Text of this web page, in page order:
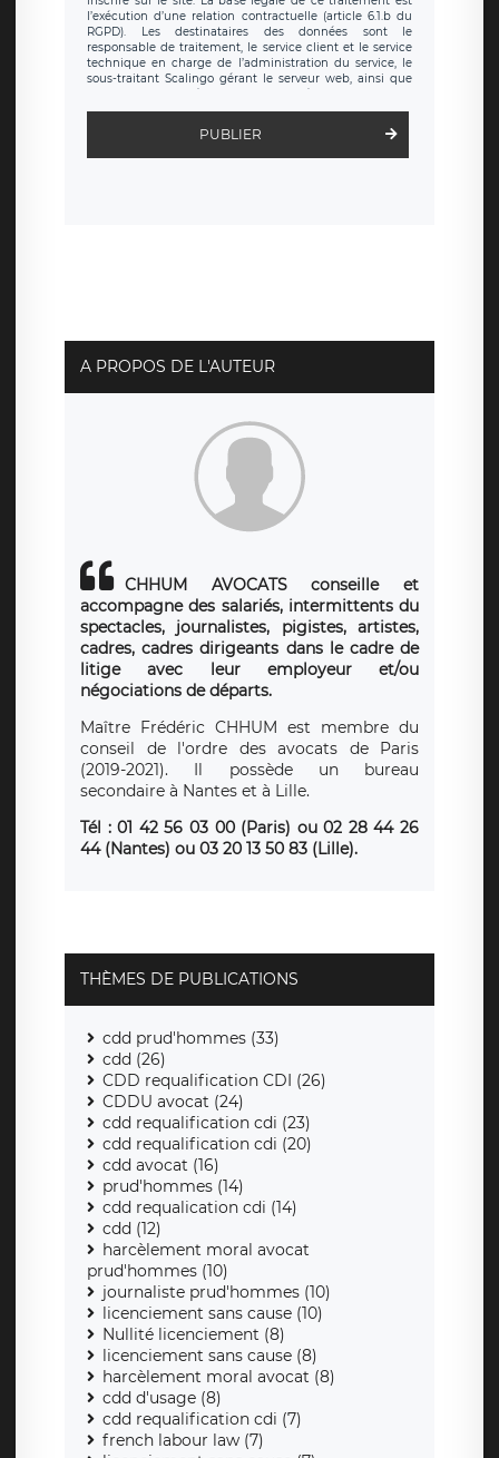
l’exécution d’une relation contractuelle (article 6.1.b du
RGPD). Les destinataires des données sont le
responsable de traitement, le service client et le service
technique en charge de l’administration du service, le
sous-traitant Scalingo gérant le serveur web, ainsi que
toute personne légalement autorisée. Le formulaire
d’inscription est hébergé sur un serveur hébergé par
clauses de
protection conformes au RGPD
. Les données collectées
sont conservées jusqu’à ce que l’Internaute en sollicite la
rue Léopold Sédar Senghor, joignable à l’adresse mail :
responsabledetraitement@legavox.fr. Vous avez
également le droit d’introduire une réclamation auprès
d’une autorité de contrôle.
PUBLIER
A PROPOS DE L'AUTEUR
CHHUM AVOCATS conseille et
accompagne des salariés, intermittents du
spectacles, journalistes, pigistes, artistes,
cadres, cadres dirigeants dans le cadre de
litige avec leur employeur et/ou
négociations de départs.
Maître Frédéric CHHUM est membre du
conseil de l'ordre des avocats de Paris
(2019-2021). Il possède un bureau
secondaire à Nantes et à Lille.
Tél : 01 42 56 03 00 (Paris) ou 02 28 44 26
44 (Nantes) ou 03 20 13 50 83 (Lille).
THÈMES DE PUBLICATIONS
cdd prud'hommes (33)
cdd (26)
CDD requalification CDI (26)
CDDU avocat (24)
cdd requalification cdi (23)
cdd requalification cdi (20)
cdd avocat (16)
prud'hommes (14)
cdd requalication cdi (14)
cdd (12)
harcèlement moral avocat
prud'hommes (10)
journaliste prud'hommes (10)
licenciement sans cause (10)
Nullité licenciement (8)
licenciement sans cause (8)
harcèlement moral avocat (8)
cdd d'usage (8)
cdd requalification cdi (7)
french labour law (7)